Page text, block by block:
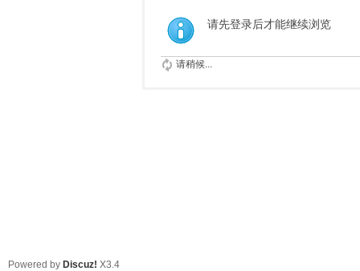
请先登录后才能继续浏览
请稍候...
Powered by Discuz! X3.4